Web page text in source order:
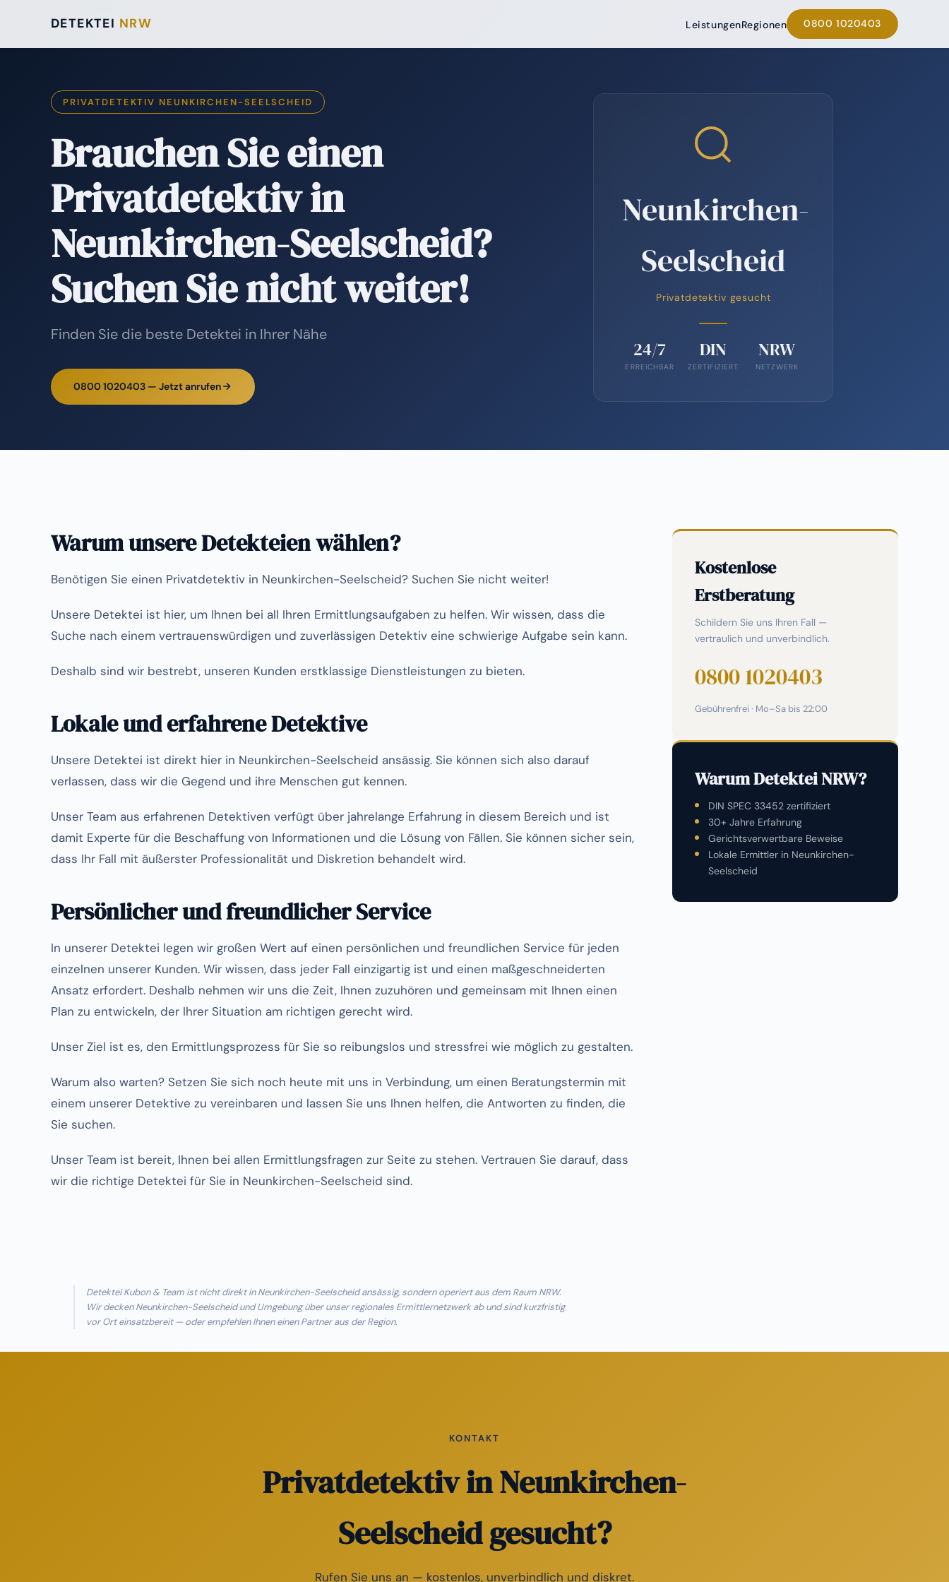
DETEKTEI NRW LeistungenRegionen 0800 1020403
PRIVATDETEKTIV NEUNKIRCHEN-SEELSCHEID
Brauchen Sie einen
Privatdetektiv in
Neunkirchen-Seelscheid?
Suchen Sie nicht weiter!
Finden Sie die beste Detektei in Ihrer Nähe
0800 1020403 — Jetzt anrufen
Neunkirchen-
Seelscheid
Privatdetektiv gesucht
24/7
ERREICHBAR
DIN
ZERTIFIZIERT
NRW
NETZWERK
Warum unsere Detekteien wählen?
Benötigen Sie einen Privatdetektiv in Neunkirchen-Seelscheid? Suchen Sie nicht weiter!
Unsere Detektei ist hier, um Ihnen bei all Ihren Ermittlungsaufgaben zu helfen. Wir wissen, dass die
Suche nach einem vertrauenswürdigen und zuverlässigen Detektiv eine schwierige Aufgabe sein kann.
Deshalb sind wir bestrebt, unseren Kunden erstklassige Dienstleistungen zu bieten.
Lokale und erfahrene Detektive
Unsere Detektei ist direkt hier in Neunkirchen-Seelscheid ansässig. Sie können sich also darauf
verlassen, dass wir die Gegend und ihre Menschen gut kennen.
Unser Team aus erfahrenen Detektiven verfügt über jahrelange Erfahrung in diesem Bereich und ist
damit Experte für die Beschaffung von Informationen und die Lösung von Fällen. Sie können sicher sein,
dass Ihr Fall mit äußerster Professionalität und Diskretion behandelt wird.
Persönlicher und freundlicher Service
In unserer Detektei legen wir großen Wert auf einen persönlichen und freundlichen Service für jeden
einzelnen unserer Kunden. Wir wissen, dass jeder Fall einzigartig ist und einen maßgeschneiderten
Ansatz erfordert. Deshalb nehmen wir uns die Zeit, Ihnen zuzuhören und gemeinsam mit Ihnen einen
Plan zu entwickeln, der Ihrer Situation am richtigen gerecht wird.
Unser Ziel ist es, den Ermittlungsprozess für Sie so reibungslos und stressfrei wie möglich zu gestalten.
Warum also warten? Setzen Sie sich noch heute mit uns in Verbindung, um einen Beratungstermin mit
einem unserer Detektive zu vereinbaren und lassen Sie uns Ihnen helfen, die Antworten zu finden, die
Sie suchen.
Unser Team ist bereit, Ihnen bei allen Ermittlungsfragen zur Seite zu stehen. Vertrauen Sie darauf, dass
wir die richtige Detektei für Sie in Neunkirchen-Seelscheid sind.
Kostenlose
Erstberatung
Schildern Sie uns Ihren Fall —
vertraulich und unverbindlich.
0800 1020403
Gebührenfrei · Mo–Sa bis 22:00
Warum Detektei NRW?
DIN SPEC 33452 zertifiziert
30+ Jahre Erfahrung
Gerichtsverwertbare Beweise
Lokale Ermittler in Neunkirchen-
Seelscheid
Detektei Kubon & Team ist nicht direkt in Neunkirchen-Seelscheid ansässig, sondern operiert aus dem Raum NRW.
Wir decken Neunkirchen-Seelscheid und Umgebung über unser regionales Ermittlernetzwerk ab und sind kurzfristig
vor Ort einsatzbereit — oder empfehlen Ihnen einen Partner aus der Region.
KONTAKT
Privatdetektiv in Neunkirchen-
Seelscheid gesucht?
Rufen Sie uns an — kostenlos, unverbindlich und diskret.